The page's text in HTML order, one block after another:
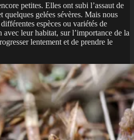
petites. Elles ont subi l’assaut de
quelques gelées sévères. Mais nous
espèces ou variétés de
leur habitat, sur l’importance de la
lentement et de prendre le